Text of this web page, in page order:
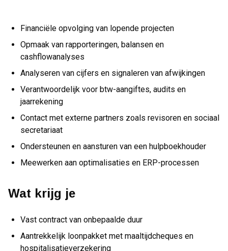
Financiële opvolging van lopende projecten
Opmaak van rapporteringen, balansen en
cashflowanalyses
Analyseren van cijfers en signaleren van afwijkingen
Verantwoordelijk voor btw-aangiftes, audits en
jaarrekening
Contact met externe partners zoals revisoren en sociaal
secretariaat
Ondersteunen en aansturen van een hulpboekhouder
Meewerken aan optimalisaties en ERP-processen
Wat krijg je
Vast contract van onbepaalde duur
Aantrekkelijk loonpakket met maaltijdcheques en
hospitalisatieverzekering